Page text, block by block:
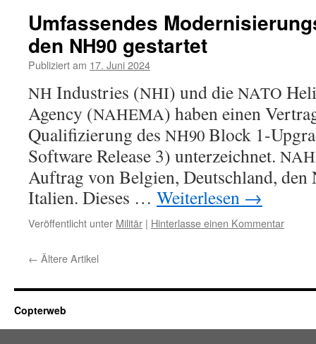
Umfassendes
den NH90 gestar­tet
Publiziert am 17. Juni 2024
NH Industries (NHI) und die NATO
Agency (NAHEMA) haben einen
Qualifizierung des NH90 Block 1-
Software Release 3) unter­zeich­net.
Auftrag von Belgien, Deutschland, den
Italien. Dieses … Weiterlesen →
Veröffentlicht unter Militär | Hinterlasse einen Kommentar
← Ältere Artikel
Copterweb